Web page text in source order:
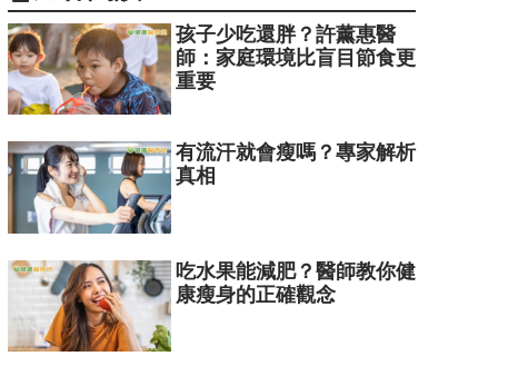
孩子少吃還胖？許薰惠醫
師：家庭環境比盲目節食更
重要
有流汗就會瘦嗎？專家解析
真相
吃水果能減肥？醫師教你健
康瘦身的正確觀念